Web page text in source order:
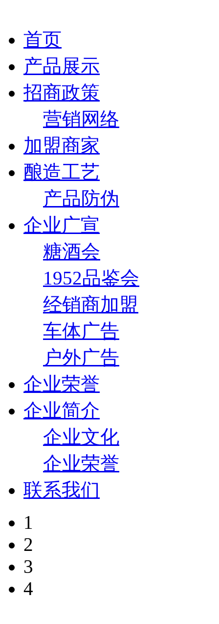
首页
产品展示
招商政策
营销网络
加盟商家
酿造工艺
产品防伪
企业广宣
糖酒会
1952品鉴会
经销商加盟
车体广告
户外广告
企业荣誉
企业简介
企业文化
企业荣誉
联系我们
1
2
3
4